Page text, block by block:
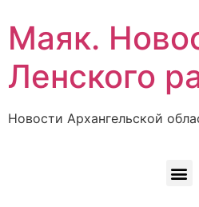
Маяк.
Ленского
Новости Архангельской